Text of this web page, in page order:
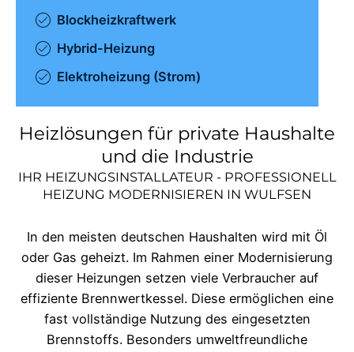
Blockheizkraftwerk
Hybrid-Heizung
Elektroheizung (Strom)
Heizlösungen für private Haushalte
und die Industrie
IHR HEIZUNGSINSTALLATEUR - PROFESSIONELL
HEIZUNG MODERNISIEREN IN WULFSEN
In den meisten deutschen Haushalten wird mit Öl
oder Gas geheizt. Im Rahmen einer Modernisierung
dieser Heizungen setzen viele Verbraucher auf
effiziente Brennwertkessel. Diese ermöglichen eine
fast vollständige Nutzung des eingesetzten
Brennstoffs. Besonders umweltfreundliche